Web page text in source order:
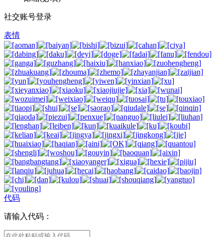
社交账号登录
表情
代码
请输入代码：